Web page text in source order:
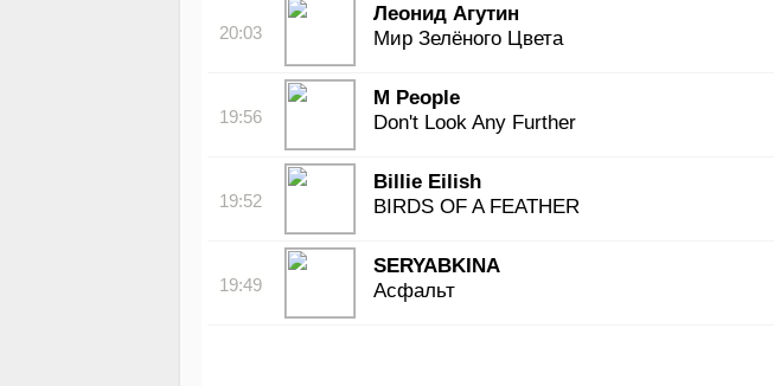
20:03
Леонид Агутин
Мир Зелёного Цвета
19:56
M People
Don't Look Any Further
19:52
Billie Eilish
BIRDS OF A FEATHER
19:49
SERYABKINA
Асфальт